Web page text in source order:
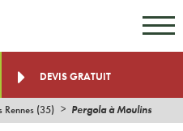
DEVIS GRATUIT
Rennes (35) Pergola à Moulins